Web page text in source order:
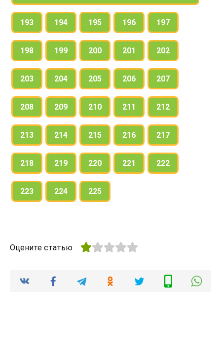
193 194 195 196 197
198 199 200 201 202
203 204 205 206 207
208 209 210 211 212
213 214 215 216 217
218 219 220 221 222
223 224 225
Оцените статью